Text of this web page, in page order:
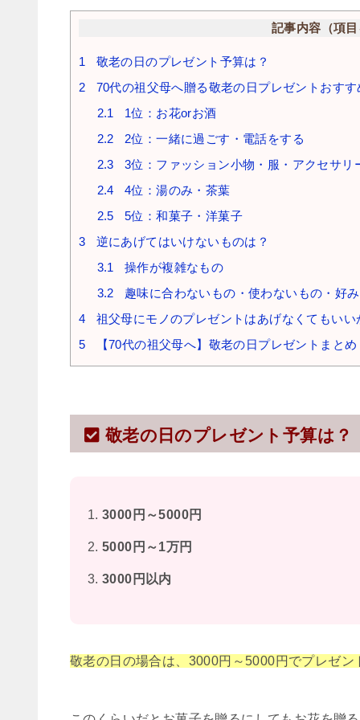
記事内容（項
1 敬老の日のプレゼント予算は？
2 70代の祖父母へ贈る敬老の日プレゼントおす
2.1
1位：お花orお酒
2.2 2位：一緒に過ごす・電話をする
2.3 3位：ファッション小物・服・アクセサリ
2.4 4位：湯のみ・茶葉
2.5 5位：和菓子・洋菓子
3 逆にあげてはいけないものは？
3.1
操作が複雑なもの
3.2 趣味に合わないもの・使わないもの・好
4 祖父母にモノのプレゼントはあげなくてもいい
5 【70代の祖父母へ】敬老の日プレゼントまとめ
敬老の日のプレゼント予算は？
3000円～5000円
5000円～1万円
3000円以内
敬老の日の場合は、3000円～5000円でプレゼン